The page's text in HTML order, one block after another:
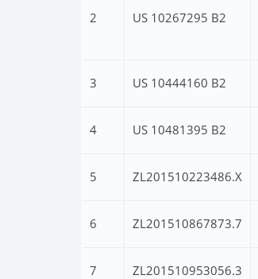
2 US 10267295 B2
3 US 10444160 B2
4 US 10481395 B2
5 ZL201510223486.X
6 ZL201510867873.7
7 ZL201510953056.3